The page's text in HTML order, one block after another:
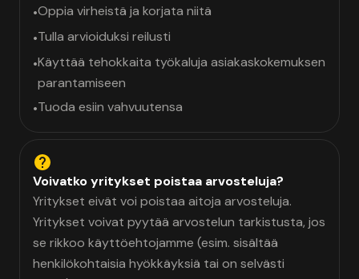
•Oppia virheistä ja korjata niitä
•Tulla arvioiduksi reilusti
•Käyttää tehokkaita työkaluja asiakaskokemuksen
parantamiseen
•Tuoda esiin vahvuutensa
Voivatko yritykset poistaa arvosteluja?
Yritykset eivät voi poistaa aitoja arvosteluja.
Yritykset voivat pyytää arvostelun tarkistusta, jos
se rikkoo käyttöehtojamme (esim. sisältää
henkilökohtaisia hyökkäyksiä tai on selvästi